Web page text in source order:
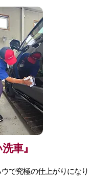
車』
で究極の仕上がりになり